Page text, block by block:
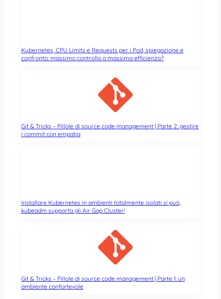
Kubernetes, CPU Limits e Requests per i Pod, spiegazione e
confronto: massimo controllo o massima efficienza?
Git & Tricks – Pillole di source code management | Parte 2: gestire
i commit con empatia
Installare Kubernetes in ambienti totalmente isolati si può,
kubeadm supporta gli Air Gap Cluster!
Git & Tricks – Pillole di source code management | Parte 1: un
ambiente confortevole